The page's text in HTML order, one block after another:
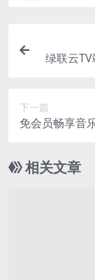
绿联云
下一篇
免会员畅享音
相关文章